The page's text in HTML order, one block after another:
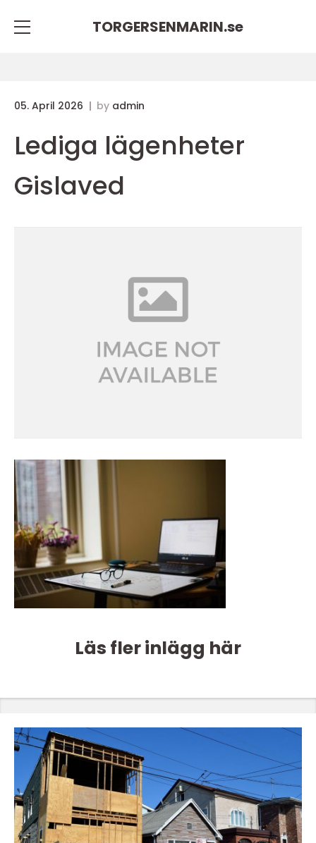
TORGERSENMARIN.se
05. April 2026 by admin
Lediga lägenheter
Gislaved
Läs fler inlägg här